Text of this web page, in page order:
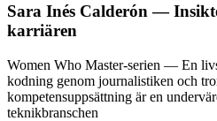
Sara Inés Calderón —
karriären
Women Who Master-serien — En
kodning genom journalistiken och
kompetensuppsättning är en
teknikbranschen